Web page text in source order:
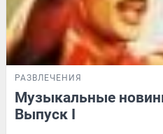
РАЗВЛЕЧЕНИЯ
Музыкальные
Выпуск I